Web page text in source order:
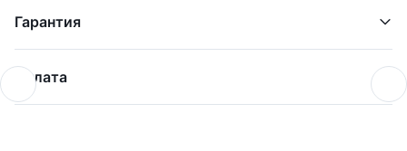
Гарантия
Оплата